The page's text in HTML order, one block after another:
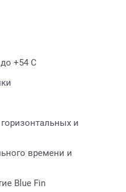
+54 C
и
времени и
Blue Fin